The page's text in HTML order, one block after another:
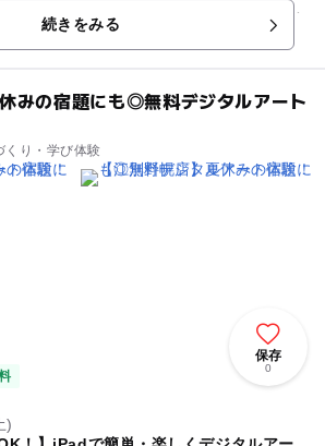
ドビ フレスコ）」を使って、 世界に一
続きをみる
みの宿題にも◎無料デジタルアート
くり・学び体験
保存
0
)